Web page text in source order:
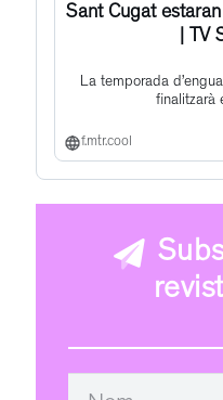
Sant Cugat
| TV
La temporada
finalitzarà
f.mtr.cool